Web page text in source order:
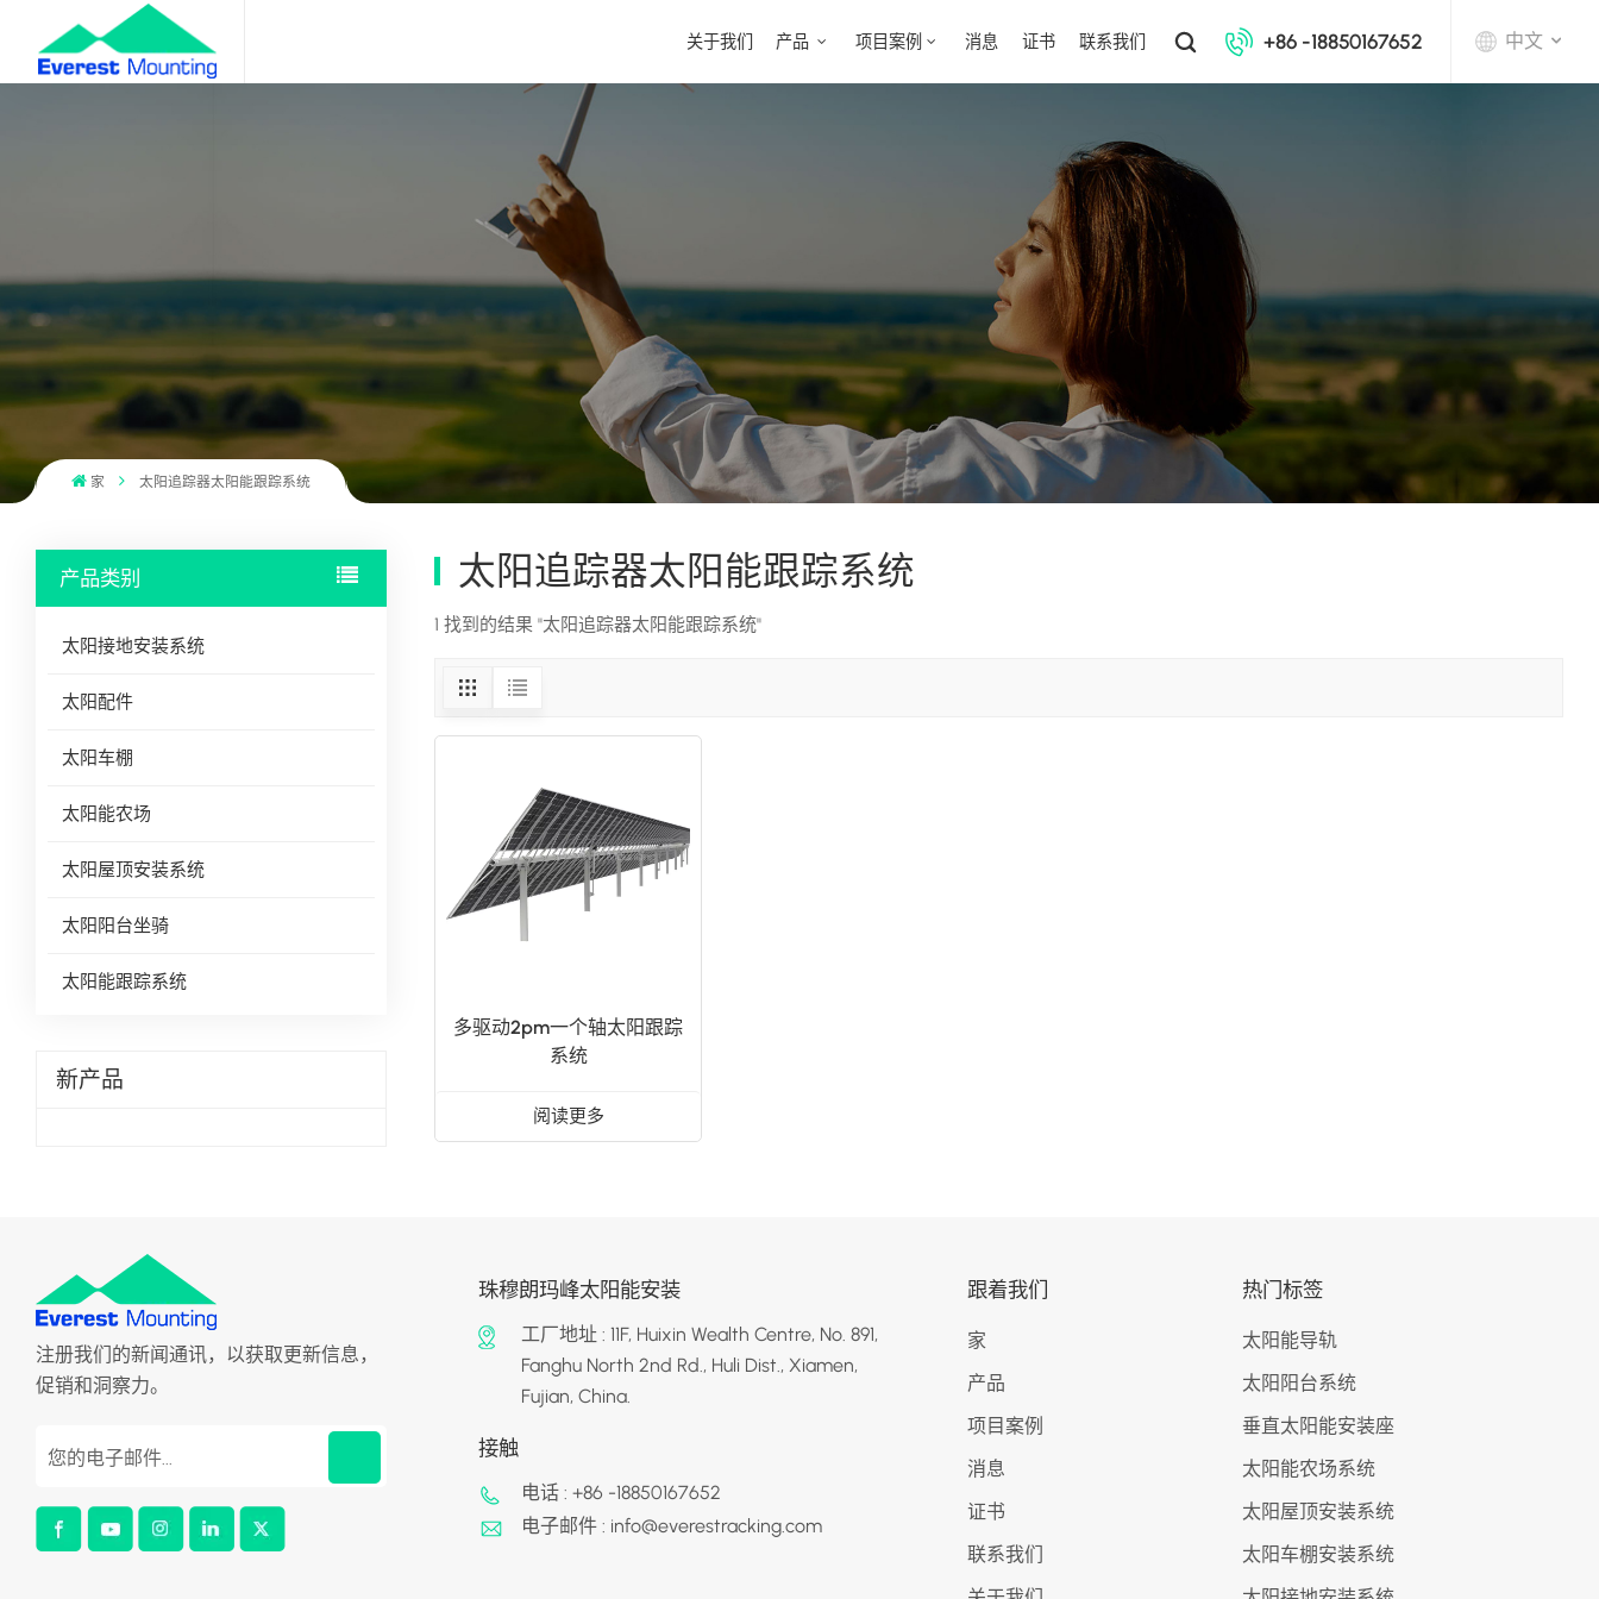
关于我们 产品 项目案例 消息 证书 联系我们 +86 -18850167652 中文
家 太阳追踪器太阳能跟踪系统
产品类别
太阳接地安装系统
太阳配件
太阳车棚
太阳能农场
太阳屋顶安装系统
太阳阳台坐骑
太阳能跟踪系统
新产品
太阳追踪器太阳能跟踪系统
1 找到的结果 "太阳追踪器太阳能跟踪系统"
多驱动2pm一个轴太阳跟踪
系统
阅读更多
注册我们的新闻通讯，以获取更新信息，
促销和洞察力。
珠穆朗玛峰太阳能安装
工厂地址 : 11F, Huixin Wealth Centre, No. 891,
Fanghu North 2nd Rd., Huli Dist., Xiamen,
Fujian, China.
接触
电话 : +86 -18850167652
电子邮件 : info@everestracking.com
跟着我们
家
产品
项目案例
消息
证书
联系我们
热门标签
太阳能导轨
太阳阳台系统
垂直太阳能安装座
太阳能农场系统
太阳屋顶安装系统
太阳车棚安装系统